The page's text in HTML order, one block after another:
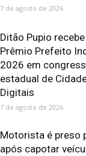
7 de agosto de 2026
Ditão Pupio
Prêmio Prefeito
2026 em
estadual de
Digitais
7 de agosto de 2026
Motorista é preso
após capotar